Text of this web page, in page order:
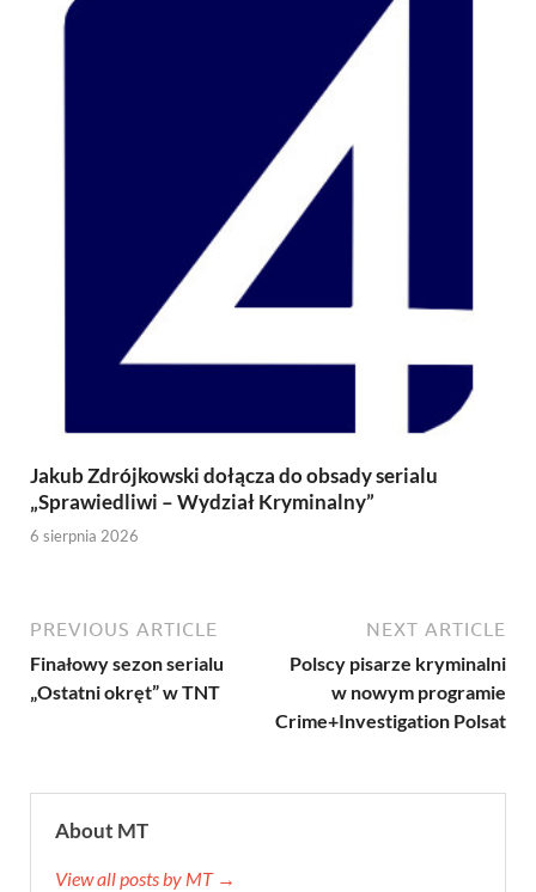
Jakub Zdrójkowski dołącza do obsady serialu
„Sprawiedliwi – Wydział Kryminalny”
6 sierpnia 2026
PREVIOUS ARTICLE
Finałowy sezon serialu
„Ostatni okręt” w TNT
NEXT ARTICLE
Polscy pisarze kryminalni
w nowym programie
Crime+Investigation Polsat
About MT
View all posts by MT →